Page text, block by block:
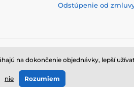
Odstúpenie od
⦁ E-shop vytvorilaSIMPLIA.cz
na dokončenie objednávky, lepší
nie Rozumiem